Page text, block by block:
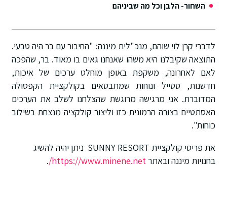
השחור- הלבן וכל מה שביניהם
לדברי קרן לוי שוהם, מנכ"לית מיננה: "החיבור עם בר היה טבעי.
התוצאה שקיבלנו היא משהו שאנחנו גאים בו מאוד. בר, שהפכה
לאם לאחרונה, משקפת באופן מוחלט ערכים של איכות,
חדשנות, סטייל ונוחות שמתבטאים בקולקציית הקפסולה
המדוברת. אני מרגישה מרוגשת שהצלחנו לשלב את הערכים
האסתטיים בצורה הרמונית כזו וליצור קולקציה מנצחת בשילוב
כוחות".
את פריטי קולקציית SUNNY RESORT ניתן יהיה להשיג
בחנויות מיננה ובאתרhttps://www.minene.net/
.